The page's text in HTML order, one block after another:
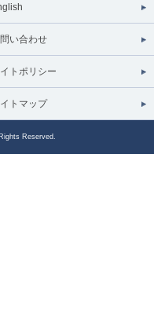
い合わせ
トポリシー
トマップ
Reserved.